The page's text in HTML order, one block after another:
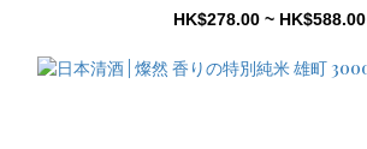
HK$278.00 ~ HK$588.00